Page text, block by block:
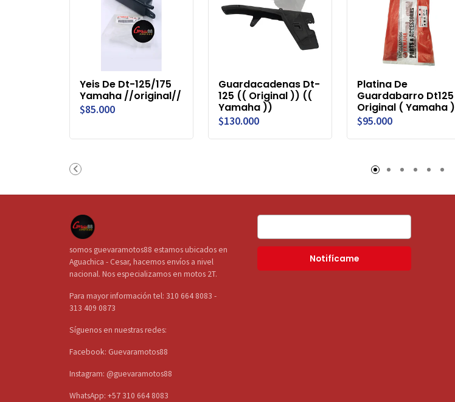
Yeis De Dt-125/175
Yamaha //original//
$85.000
Guardacadenas Dt-
125 (( Original )) ((
Yamaha ))
$130.000
Platina De
Guardabarro Dt125
Original ( Yamaha )
$95.000
somos guevaramotos88 estamos ubicados en
Aguachica - Cesar, hacemos envíos a nivel
nacional. Nos especializamos en motos 2T.
Para mayor información tel: 310 664 8083 -
313 409 0873
Síguenos en nuestras redes:
Facebook: Guevaramotos88
Instagram: @guevaramotos88
WhatsApp: +57 310 664 8083
Notifícame